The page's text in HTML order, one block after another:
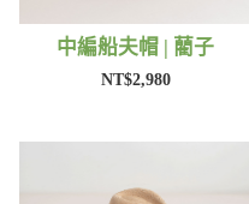
中編船夫帽 | 藺子
NT$2,980